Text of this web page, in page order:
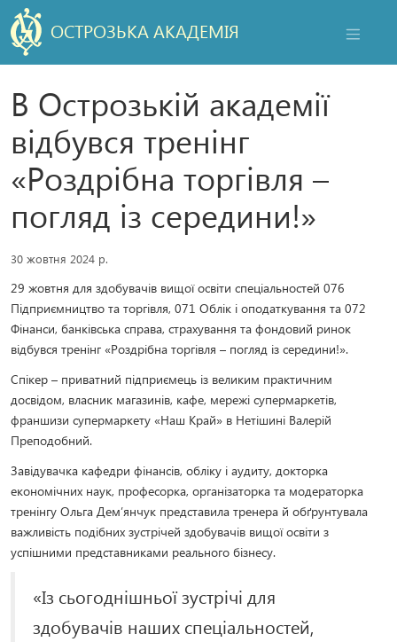
ОСТРОЗЬКА АКАДЕМІЯ
В Острозькій академії
відбувся тренінг
«Роздрібна торгівля –
погляд із середини!»
30 жовтня 2024 р.
29 жовтня для здобувачів вищої освіти спеціальностей 076
Підприємництво та торгівля, 071 Облік і оподаткування та 072
Фінанси, банківська справа, страхування та фондовий ринок
відбувся тренінг «Роздрібна торгівля – погляд із середини!».
Спікер – приватний підприємець із великим практичним
досвідом, власник магазинів, кафе, мережі супермаркетів,
франшизи супермаркету «Наш Край» в Нетішині Валерій
Преподобний.
Завідувачка кафедри фінансів, обліку і аудиту, докторка
економічних наук, професорка, організаторка та модераторка
тренінгу Ольга Дем’янчук представила тренера й обґрунтувала
важливість подібних зустрічей здобувачів вищої освіти з
успішними представниками реального бізнесу.
«Із сьогоднішньої зустрічі для
здобувачів наших спеціальностей,